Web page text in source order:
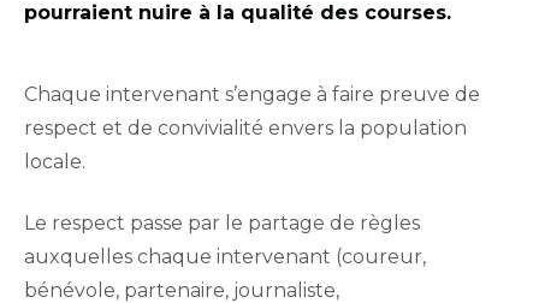
pourraient nuire à la qualité des courses.
Chaque intervenant s’engage à faire preuve de
respect et de convivialité envers la population
locale.
Le respect passe par le partage de règles
auxquelles chaque intervenant (coureur,
bénévole, partenaire, journaliste,